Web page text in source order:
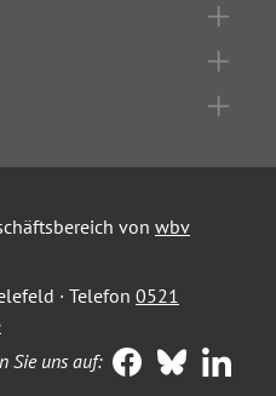
von wbv
· Telefon 0521
Sie uns auf: